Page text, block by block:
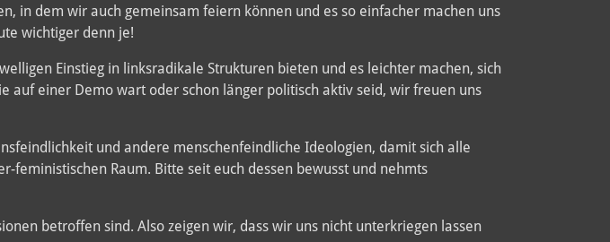
in dem wir auch gemeinsam feiern können und es so einfacher machen uns
wichtiger denn je!
Einstieg in linksradikale Strukturen bieten und es leichter machen, sich
auf einer Demo wart oder schon länger politisch aktiv seid, wir freuen uns
und andere menschenfeindliche Ideologien, damit sich alle
Raum. Bitte seit euch dessen bewusst und nehmts
betroffen sind. Also zeigen wir, dass wir uns nicht unterkriegen lassen